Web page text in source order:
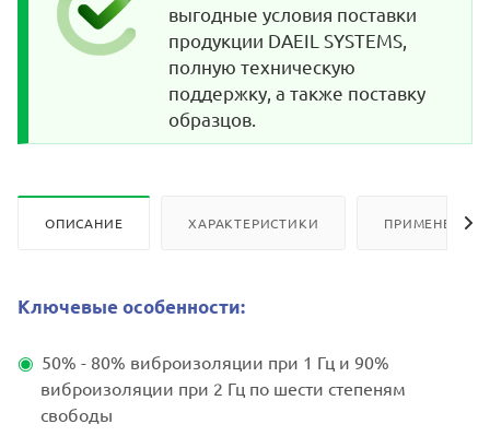
выгодные условия поставки
продукции DAEIL SYSTEMS,
полную техническую
поддержку, а также поставку
образцов.
ОПИСАНИЕ ХАРАКТЕРИСТИКИ ПРИМЕНЕНИЕ
Ключевые особенности:
50% - 80% виброизоляции при 1 Гц и 90%
виброизоляции при 2 Гц по шести степеням
свободы